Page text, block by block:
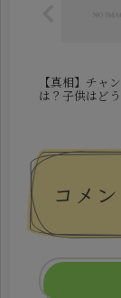
【真相】チャ
は？子供はど
コメン